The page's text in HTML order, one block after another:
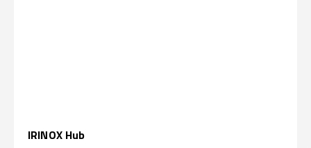
IRINOX Hub